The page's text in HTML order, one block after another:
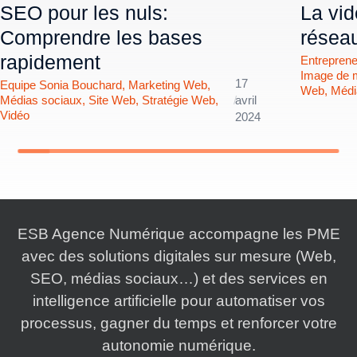
SEO pour les nuls:
Comprendre les bases
rapidement
Equipe Sonia Bouchard, Marketing Web,
Médias sociaux, Site Web, Stratégie Web,
Vidéo
/
17
avril
2024
La
Image de
Web,
ESB Agence Numérique accompagne les PME
avec des solutions digitales sur mesure (Web,
SEO, médias sociaux…) et des services en
intelligence artificielle pour automatiser vos
processus, gagner du temps et renforcer votre
autonomie numérique.